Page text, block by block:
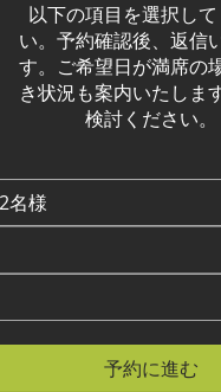
以下の項目を選択して
い。予約確認後、返信
す。ご希望日が満席の
き状況も案内いたしま
検討ください。
2名様
予約に進む